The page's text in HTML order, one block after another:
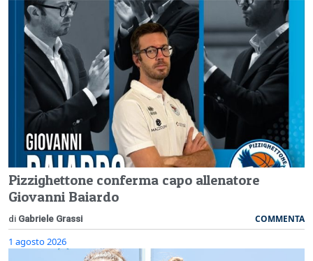
Pizzighettone conferma capo allenatore
Giovanni Baiardo
di Gabriele Grassi COMMENTA
1 agosto 2026